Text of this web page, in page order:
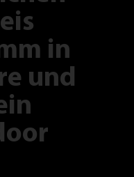
in
und